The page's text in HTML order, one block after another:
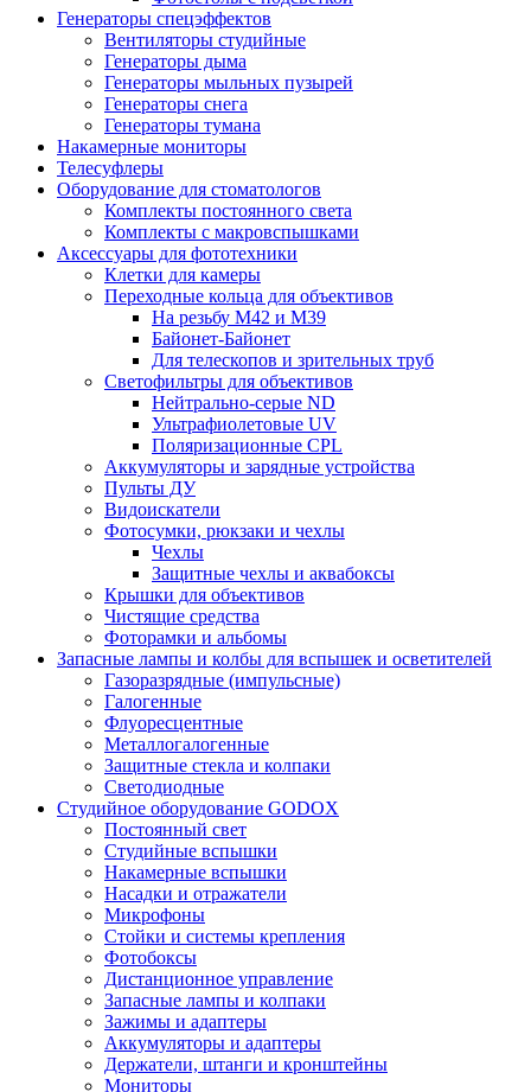
Генераторы спецэффектов
Вентиляторы студийные
Генераторы дыма
Генераторы мыльных пузырей
Генераторы снега
Генераторы тумана
Накамерные мониторы
Телесуфлеры
Оборудование для стоматологов
Комплекты постоянного света
Комплекты с макровспышками
Аксессуары для фототехники
Клетки для камеры
Переходные кольца для объективов
На резьбу М42 и М39
Байонет-Байонет
Для телескопов и зрительных труб
Светофильтры для объективов
Нейтрально-серые ND
Ультрафиолетовые UV
Поляризационные CPL
Аккумуляторы и зарядные устройства
Пульты ДУ
Видоискатели
Фотосумки, рюкзаки и чехлы
Чехлы
Защитные чехлы и аквабоксы
Крышки для объективов
Чистящие средства
Фоторамки и альбомы
Запасные лампы и колбы для вспышек и осветителей
Газоразрядные (импульсные)
Галогенные
Флуоресцентные
Металлогалогенные
Защитные стекла и колпаки
Светодиодные
Студийное оборудование GODOX
Постоянный свет
Студийные вспышки
Накамерные вспышки
Насадки и отражатели
Микрофоны
Стойки и системы крепления
Фотобоксы
Дистанционное управление
Запасные лампы и колпаки
Зажимы и адаптеры
Аккумуляторы и адаптеры
Держатели, штанги и кронштейны
Мониторы